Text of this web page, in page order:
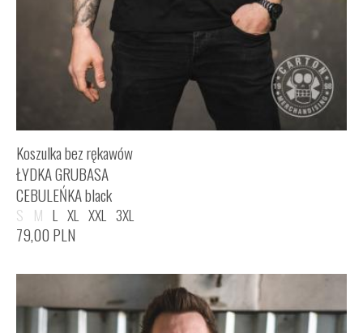
Koszulka bez rękawów
ŁYDKA GRUBASA
CEBULEŃKA black
S M L XL XXL 3XL
79,00 PLN